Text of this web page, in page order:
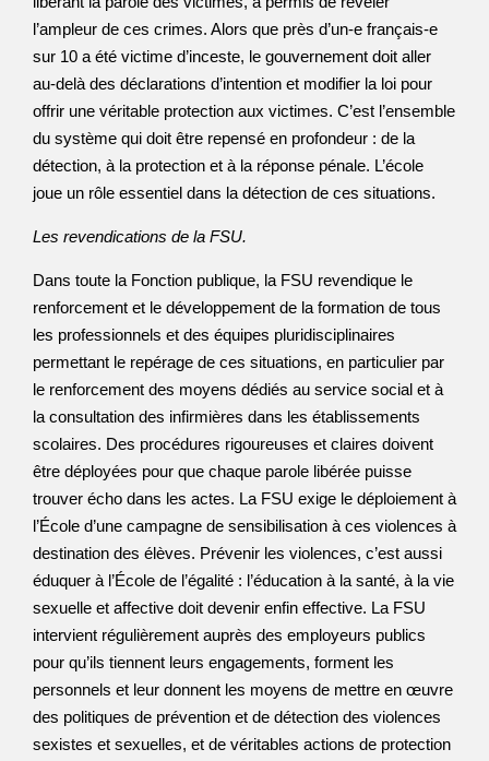
l’ampleur de ces crimes. Alors que près d’un-e français-e
sur 10 a été victime d’inceste, le gouvernement doit aller
au-delà des déclarations d’intention et modifier la loi pour
offrir une véritable protection aux victimes. C’est l’ensemble
du système qui doit être repensé en profondeur : de la
détection, à la protection et à la réponse pénale. L’école
joue un rôle essentiel dans la détection de ces situations.
Les revendications de la FSU.
Dans toute la Fonction publique, la FSU revendique le
renforcement et le développement de la formation de tous
les professionnels et des équipes pluridisciplinaires
permettant le repérage de ces situations, en particulier par
le renforcement des moyens dédiés au service social et à
la consultation des infirmières dans les établissements
scolaires. Des procédures rigoureuses et claires doivent
être déployées pour que chaque parole libérée puisse
trouver écho dans les actes. La FSU exige le déploiement à
l’École d’une campagne de sensibilisation à ces violences à
destination des élèves. Prévenir les violences, c’est aussi
éduquer à l’École de l’égalité : l’éducation à la santé, à la vie
sexuelle et affective doit devenir enfin effective. La FSU
intervient régulièrement auprès des employeurs publics
pour qu’ils tiennent leurs engagements, forment les
personnels et leur donnent les moyens de mettre en œuvre
des politiques de prévention et de détection des violences
sexistes et sexuelles, et de véritables actions de protection